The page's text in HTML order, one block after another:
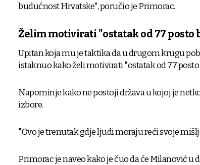
budućnost Hrvatske", poručio je Primorac.
Želim motivirati "ostatak od 77 posto
Upitan koja mu je taktika da u drugom krugu
istaknuo kako želi motivirati "ostatak od 77 posto
Napominje kako ne postoji država u kojoj je
izbore.
"Ovo je trenutak gdje ljudi moraju reći svoje
Primorac je naveo kako je čuo da će Milanović